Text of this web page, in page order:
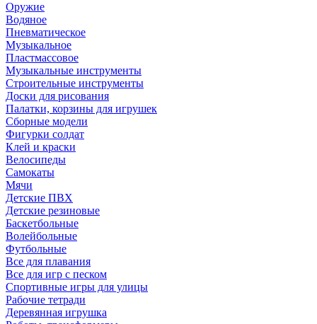
Оружие
Водяное
Пневматическое
Музыкальное
Пластмассовое
Музыкальные инструменты
Строительные инструменты
Доски для рисования
Палатки, корзины для игрушек
Сборные модели
Фигурки солдат
Клей и краски
Велосипеды
Самокаты
Мячи
Детские ПВХ
Детские резиновые
Баскетбольные
Волейбольные
Футбольные
Все для плавания
Все для игр с песком
Спортивные игры для улицы
Рабочие тетради
Деревянная игрушка